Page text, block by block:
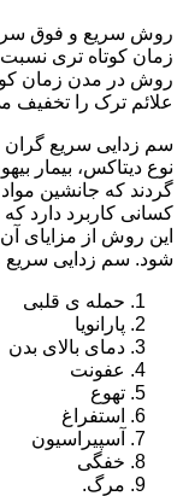
روش سریع و فوق
زمان کوتاه تری
روش در مدن زمان
علائم ترک را تخفیف
سم زدایی سریع
نوع دیتاکس، بیمار
گردند که جانشین
کسانی کاربرد دارد
این روش از مزایای
شود. سم زدایی
حمله ی قلبی
پارانویا
دمای بالای بدن
عفونت
تهوع
استفراغ
آسپیراسیون
خفگی
مرگ.